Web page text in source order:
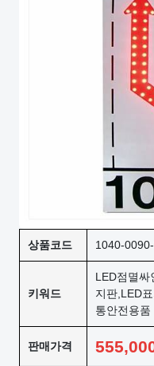
상품코드 1040-
키워드
LED점멸싸
지판,LED
통안전용품
판매가격